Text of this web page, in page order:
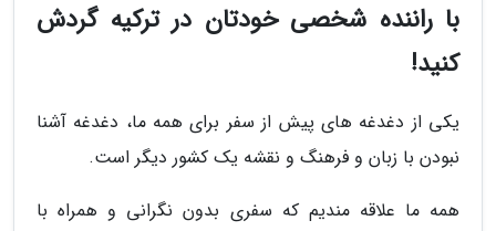
با راننده شخصی خودتان در ترکیه گردش
کنید!
یکی از دغدغه های پیش از سفر برای همه ما، دغدغه آشنا
نبودن با زبان و فرهنگ و نقشه یک کشور دیگر است.
همه ما علاقه مندیم که سفری بدون نگرانی و همراه با